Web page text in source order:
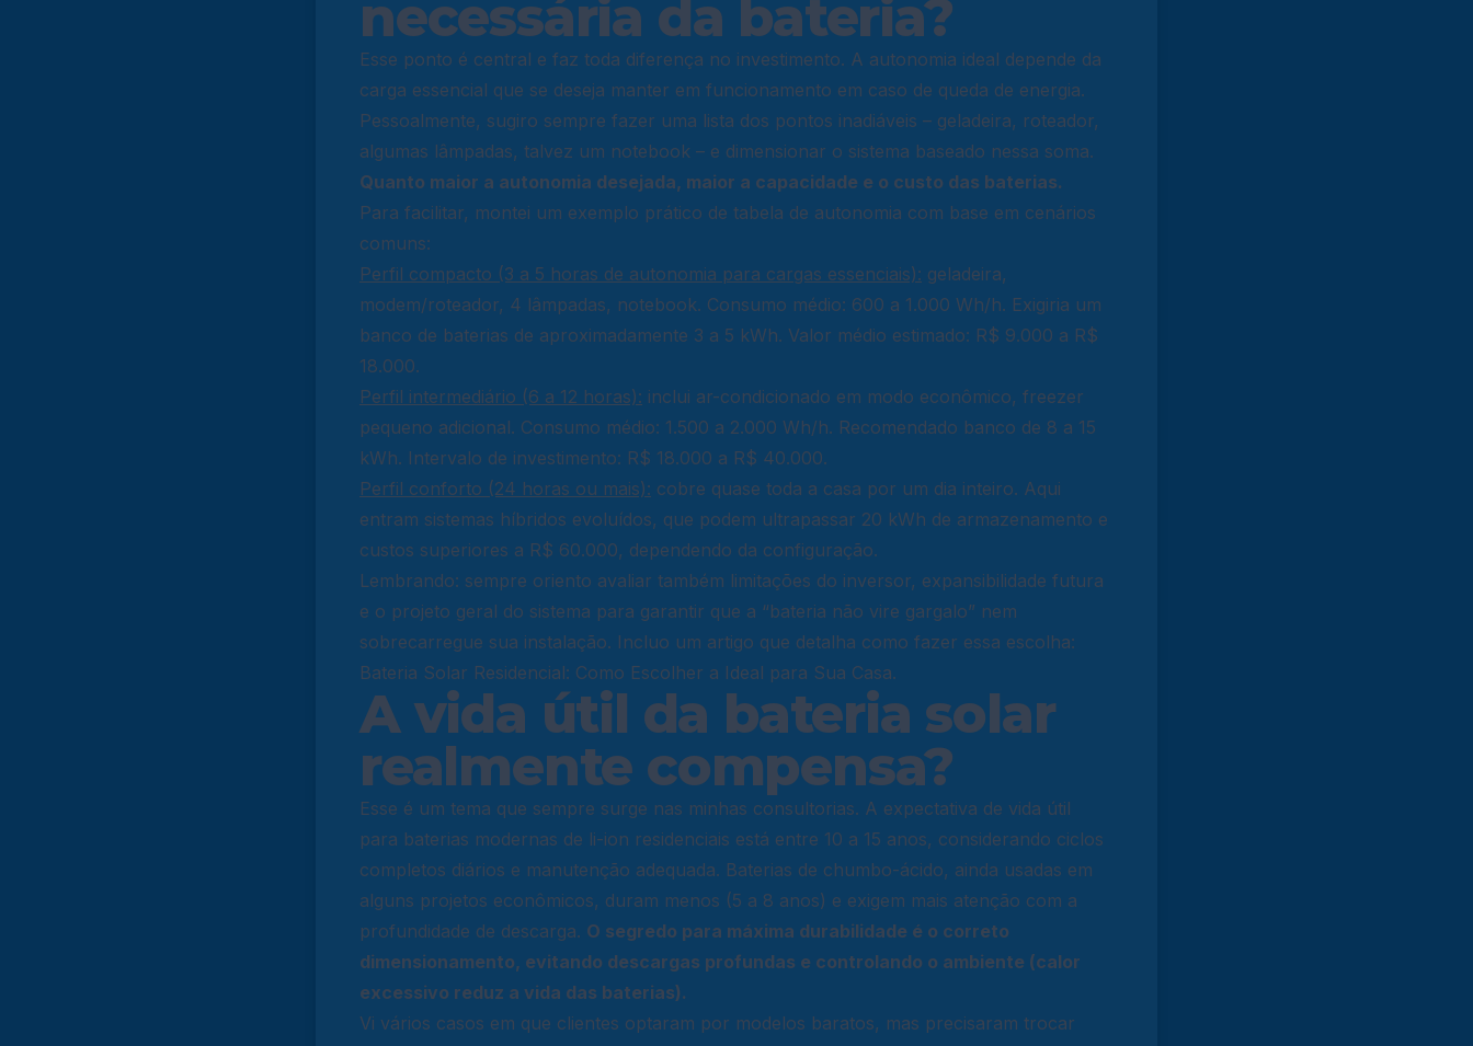
necessária da bateria?
Esse ponto é central e faz toda diferença no investimento. A autonomia ideal depende da
carga essencial que se deseja manter em funcionamento em caso de queda de energia.
Pessoalmente, sugiro sempre fazer uma lista dos pontos inadiáveis – geladeira, roteador,
algumas lâmpadas, talvez um notebook – e dimensionar o sistema baseado nessa soma.
Quanto maior a autonomia desejada, maior a capacidade e o custo das baterias.
Para facilitar, montei um exemplo prático de tabela de autonomia com base em cenários
comuns:
Perfil compacto (3 a 5 horas de autonomia para cargas essenciais): geladeira,
modem/roteador, 4 lâmpadas, notebook. Consumo médio: 600 a 1.000 Wh/h. Exigiria um
banco de baterias de aproximadamente 3 a 5 kWh. Valor médio estimado: R$ 9.000 a R$
18.000.
Perfil intermediário (6 a 12 horas): inclui ar-condicionado em modo econômico, freezer
pequeno adicional. Consumo médio: 1.500 a 2.000 Wh/h. Recomendado banco de 8 a 15
kWh. Intervalo de investimento: R$ 18.000 a R$ 40.000.
Perfil conforto (24 horas ou mais): cobre quase toda a casa por um dia inteiro. Aqui
entram sistemas híbridos evoluídos, que podem ultrapassar 20 kWh de armazenamento e
custos superiores a R$ 60.000, dependendo da configuração.
Lembrando: sempre oriento avaliar também limitações do inversor, expansibilidade futura
e o projeto geral do sistema para garantir que a “bateria não vire gargalo” nem
sobrecarregue sua instalação. Incluo um artigo que detalha como fazer essa escolha:
Bateria Solar Residencial: Como Escolher a Ideal para Sua Casa.
A vida útil da bateria solar
realmente compensa?
Esse é um tema que sempre surge nas minhas consultorias. A expectativa de vida útil
para baterias modernas de li-ion residenciais está entre 10 a 15 anos, considerando ciclos
completos diários e manutenção adequada. Baterias de chumbo-ácido, ainda usadas em
alguns projetos econômicos, duram menos (5 a 8 anos) e exigem mais atenção com a
profundidade de descarga. O segredo para máxima durabilidade é o correto
dimensionamento, evitando descargas profundas e controlando o ambiente (calor
excessivo reduz a vida das baterias).
Vi vários casos em que clientes optaram por modelos baratos, mas precisaram trocar